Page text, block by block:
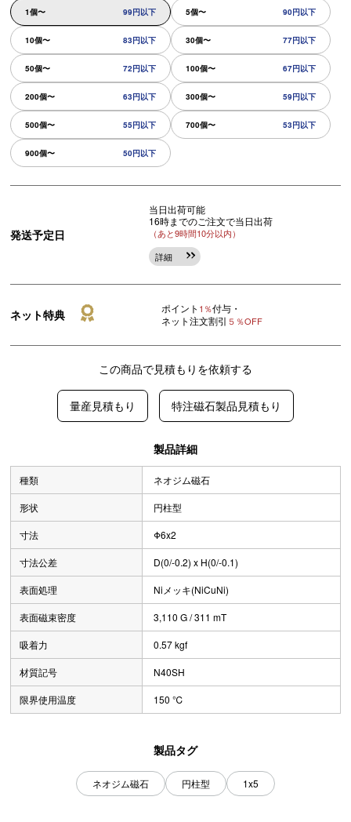
1個〜 99円以下 5個〜 90円以下
10個〜 83円以下 30個〜 77円以下
50個〜 72円以下 100個〜 67円以下
200個〜 63円以下 300個〜 59円以下
500個〜 55円以下 700個〜 53円以下
900個〜 50円以下
発送予定日
当日出荷可能
16時までのご注文で当日出荷
（あと9時間10分以内）
詳細
ネット特典 ポイント 1％付与・
ネット注文割引 ５％OFF
この商品で見積もりを依頼する
量産見積もり 特注磁石製品見積もり
製品詳細
種類 ネオジム磁石
形状 円柱型
寸法 Φ6x2
寸法公差 D(0/-0.2) x H(0/-0.1)
表面処理 Niメッキ(NiCuNi)
表面磁束密度 3,110 G / 311 mT
吸着力 0.57 kgf
材質記号 N40SH
限界使用温度 150 ℃
製品タグ
ネオジム磁石 円柱型 1x5